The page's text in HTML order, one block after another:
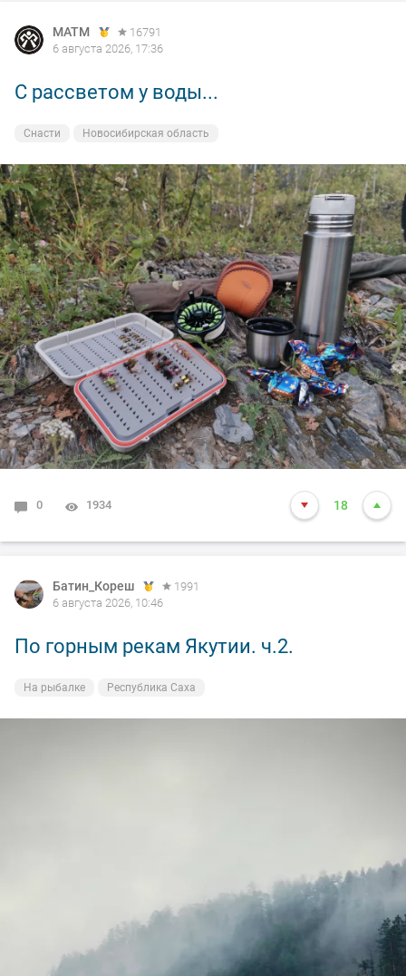
MATM
16791
6 августа 2026, 17:36
С рассветом у воды...
Снасти Новосибирская область
0 1934 18
Батин_Кореш
1991
6 августа 2026, 10:46
По горным рекам Якутии. ч.2.
На рыбалке Республика Саха